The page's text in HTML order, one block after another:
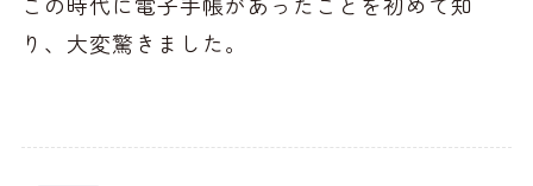
り、大変驚きました。